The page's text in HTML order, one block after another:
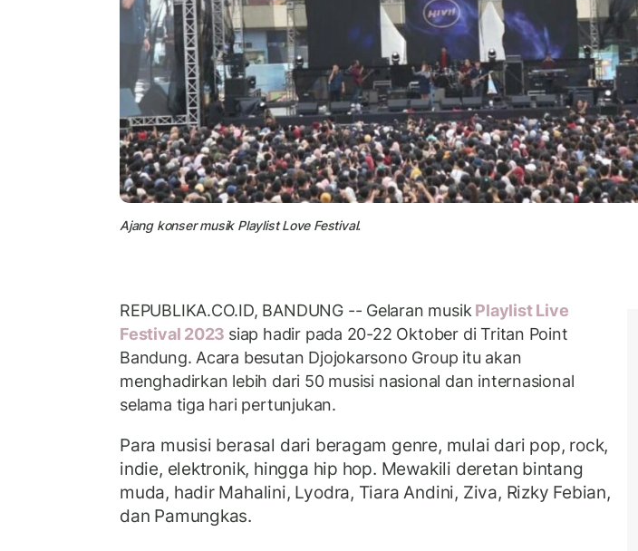
Ajang konser musik Playlist Love Festival.
REPUBLIKA.CO.ID, BANDUNG -- Gelaran musik Playlist Live
Festival 2023 siap hadir pada 20-22 Oktober di Tritan Point
Bandung. Acara besutan Djojokarsono Group itu akan
menghadirkan lebih dari 50 musisi nasional dan internasional
selama tiga hari pertunjukan.
Para musisi berasal dari beragam genre, mulai dari pop, rock,
indie, elektronik, hingga hip hop. Mewakili deretan bintang
muda, hadir Mahalini, Lyodra, Tiara Andini, Ziva, Rizky Febian,
dan Pamungkas.